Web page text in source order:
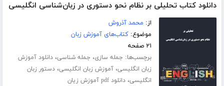
دانلود کتاب تحلیلی بر نظام نحو دستوری در زبان‌شناسی انگلیسی
از: محمد آذروش
موضوع:کتاب‌های آموزش زبان
۲۱ صفحه
برچسب‌ها: جمله سازی، جمله شناسی،دانلود آموزش
زبان انگلیسی،آموزش زبان انگلیسی،دستور زبان
انگلیسی،دانلود pdf آموزش زیان